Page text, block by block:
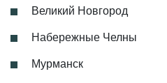
Великий Новгород
Набережные Челны
Мурманск